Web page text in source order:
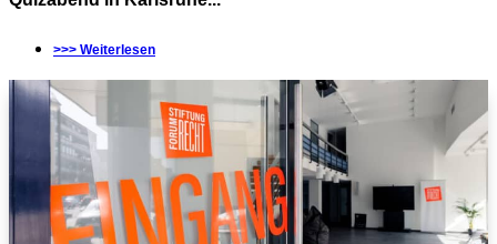
>>> Weiterlesen